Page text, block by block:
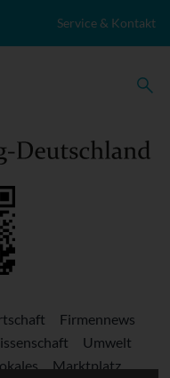
Service & Kontakt
Firmennews
Umwelt
Marktplatz